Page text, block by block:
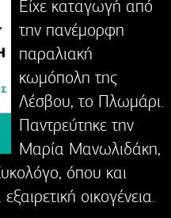
Είχε καταγωγή από
την πανέμορφη
παραλιακή
κωμόπολη της
Λέσβου, το Πλωμάρι.
Παντρεύτηκε την
Μαρία Μανωλιδάκη,
όπου και
οικογένεια.